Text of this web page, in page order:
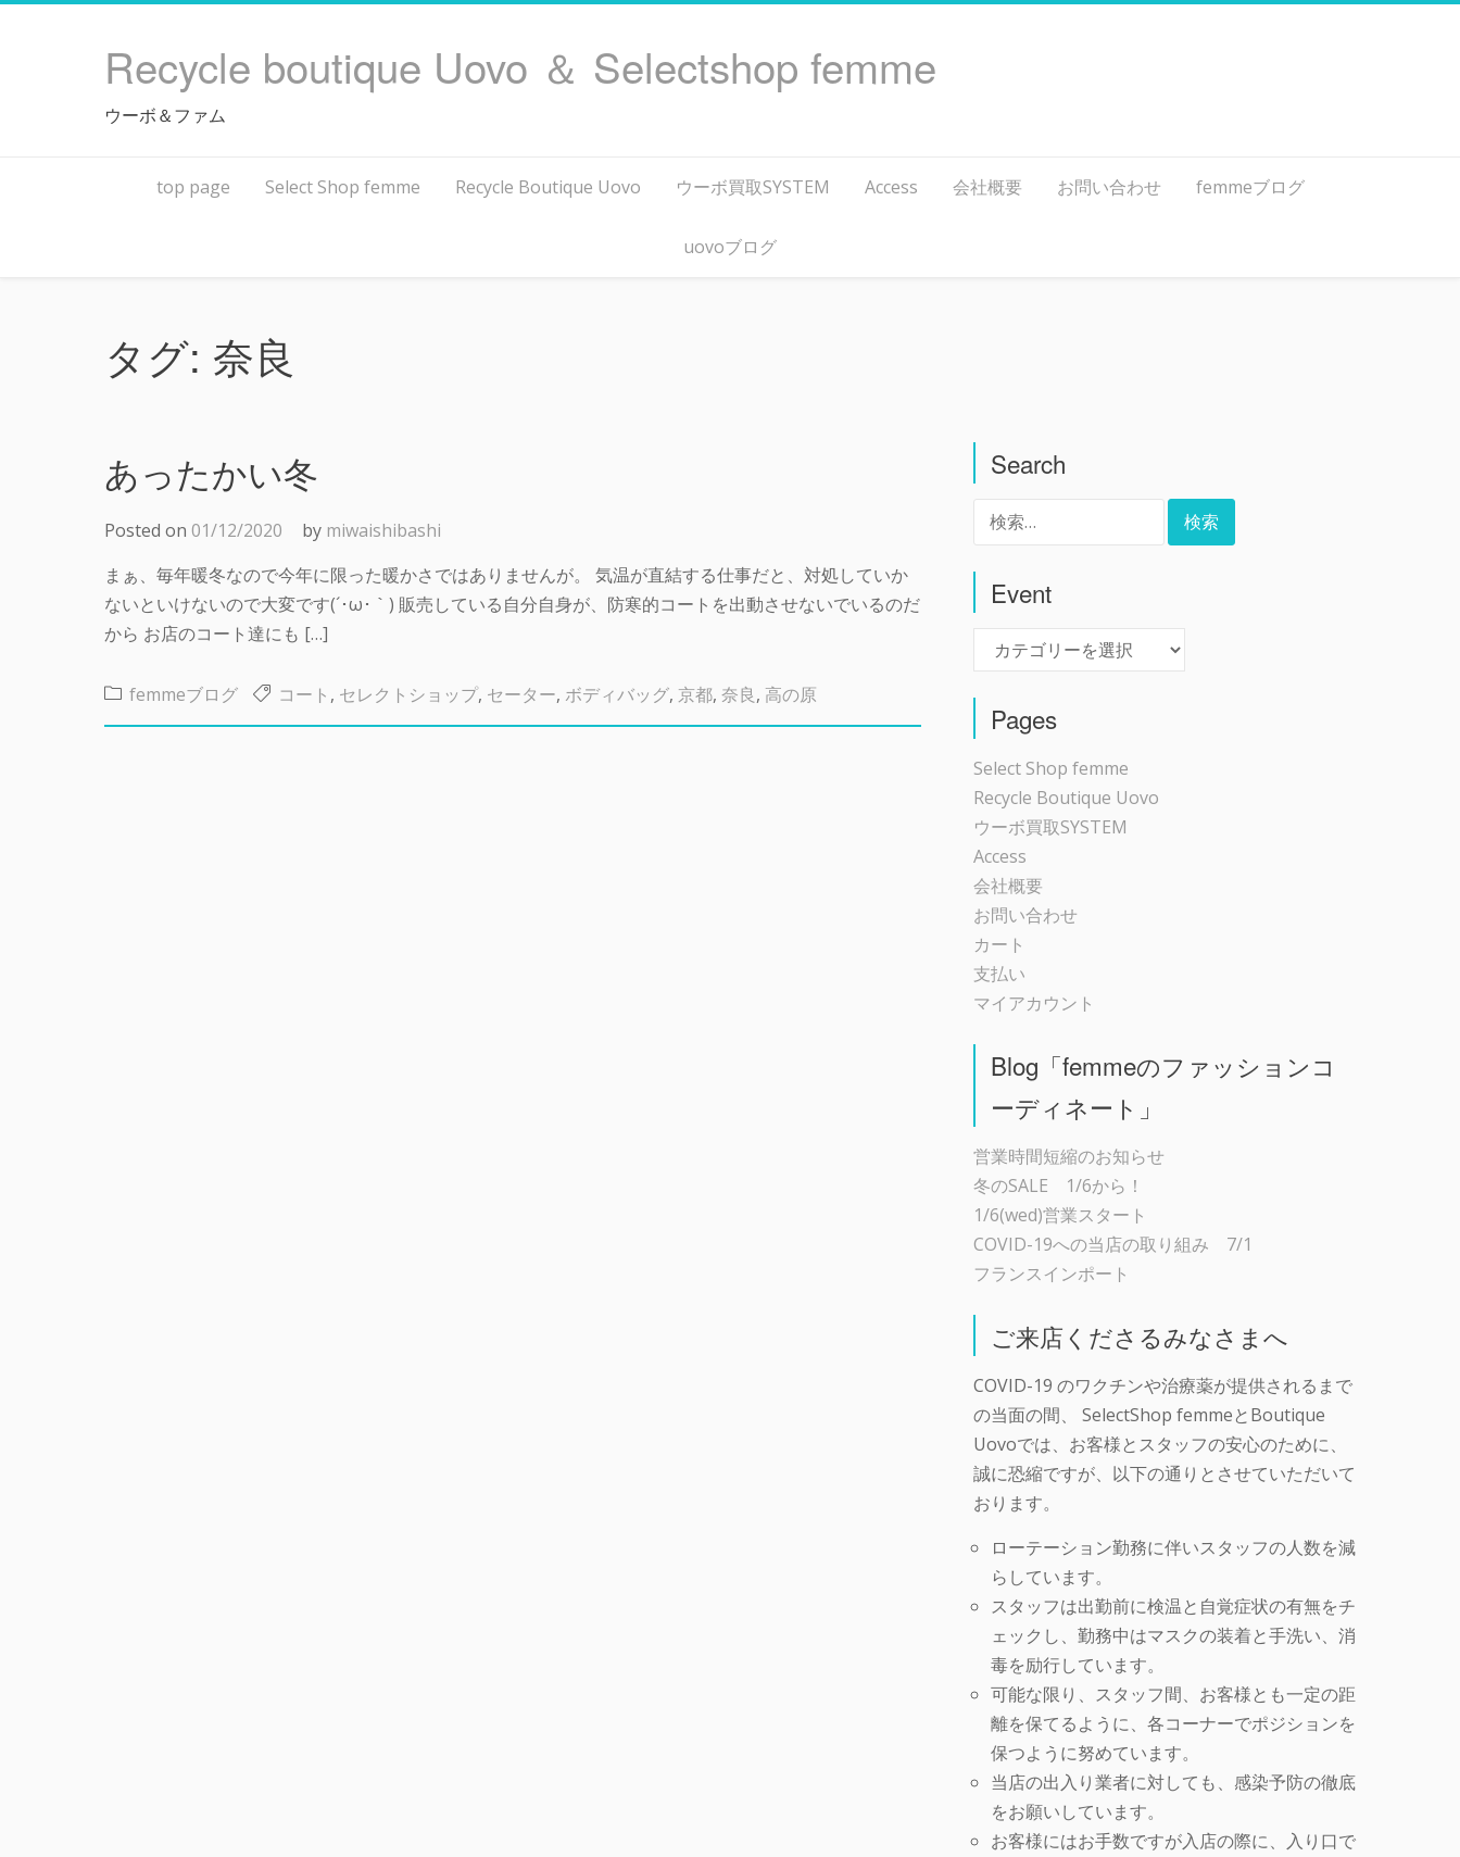
Recycle boutique Uovo ＆ Selectshop femme
ウーボ＆ファム
top page Select Shop femme Recycle Boutique Uovo ウーボ買取SYSTEM Access 会社概要 お問い合わせ femmeブログ
uovoブログ
タグ: 奈良
あったかい冬
Posted on 01/12/2020 by miwaishibashi
まぁ、毎年暖冬なので今年に限った暖かさではありませんが。 気温が直結する仕事だと、対処していか
ないといけないので大変です(´･ω･｀) 販売している自分自身が、防寒的コートを出動させないでいるのだ
から お店のコート達にも […]
femmeブログ コート , セレクトショップ, セーター, ボディバッグ, 京都, 奈良, 高の原
Search
Event
Pages
Select Shop femme
Recycle Boutique Uovo
ウーボ買取SYSTEM
Access
会社概要
お問い合わせ
カート
支払い
マイアカウント
Blog「femmeのファッションコ
ーディネート」
営業時間短縮のお知らせ
冬のSALE 1/6から！
1/6(wed)営業スタート
COVID-19への当店の取り組み 7/1
フランスインポート
ご来店くださるみなさまへ
COVID-19 のワクチンや治療薬が提供されるまで
の当面の間、 SelectShop femmeとBoutique
Uovoでは、お客様とスタッフの安心のために、
誠に恐縮ですが、以下の通りとさせていただいて
おります。
ローテーション勤務に伴いスタッフの人数を減
らしています。
スタッフは出勤前に検温と自覚症状の有無をチ
ェックし、勤務中はマスクの装着と手洗い、消
毒を励行しています。
可能な限り、スタッフ間、お客様とも一定の距
離を保てるように、各コーナーでポジションを
保つように努めています。
当店の出入り業者に対しても、感染予防の徹底
をお願いしています。
お客様にはお手数ですが入店の際に、入り口で